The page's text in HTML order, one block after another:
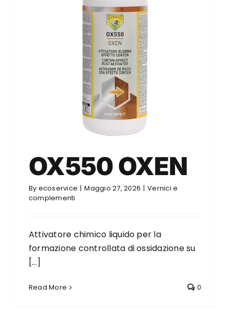
OX550 OXEN
By ecoservice | Maggio 27, 2026 | Vernici e
complementi
Attivatore chimico liquido per la
formazione controllata di ossidazione su
[...]
Read More 0